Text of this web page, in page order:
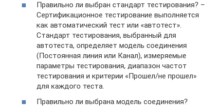
Правильно ли выбран стандарт тестирования? –
Сертификационное тестирование выполняется
как автоматический тест или «автотест».
Стандарт тестирования, выбранный для
автотеста, определяет модель соединения
(Постоянная линия или Канал), измеряемые
параметры тестирования, диапазон частот
тестирования и критерии «Прошел/не прошел»
для каждого теста.
Правильно ли выбрана модель соединения?